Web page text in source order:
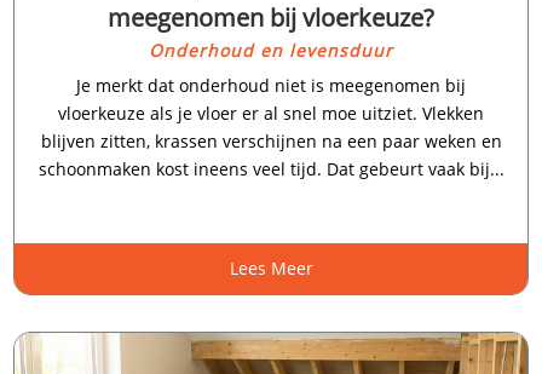
meegenomen bij vloerkeuze?
Onderhoud en levensduur
Je merkt dat onderhoud niet is meegenomen bij
vloerkeuze als je vloer er al snel moe uitziet.​ Vlekken
blijven zitten, krassen verschijnen na een paar weken en
schoonmaken kost ineens veel tijd.​ Dat gebeurt vaak bij...
Lees Meer